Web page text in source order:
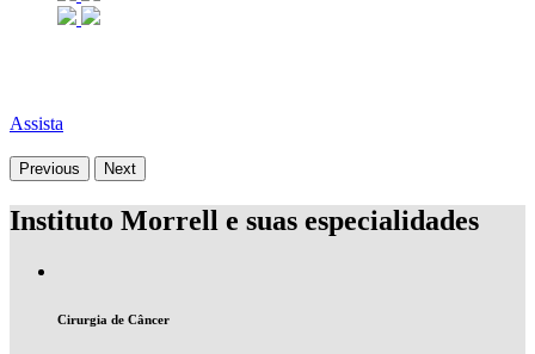
Assista
Previous Next
Instituto Morrell e suas especialidades
Cirurgia de Câncer